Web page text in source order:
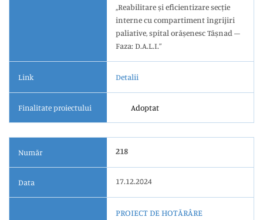
,,Reabilitare și eficientizare secție
interne cu compartiment îngrijiri
paliative, spital orășenesc Tășnad –
Faza: D.A.L.I.”
Link Detalii
Finalitate proiectului Adoptat
Număr 218
Data 17.12.2024
PROIECT DE HOTĂRÂRE